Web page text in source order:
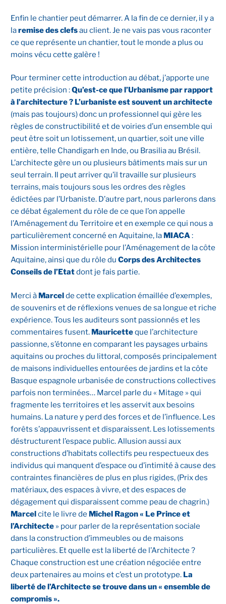
Enfin le chantier peut démarrer. A la fin de ce dernier, il y a
laremise des clefsau client. Je ne vais pas vous raconter
ce que représente un chantier, tout le monde a plus ou
moins vécu cette galère !
Pour terminer cette introduction au débat, j’apporte une
petite précision :Qu’est-ce que l’Urbanisme par rapport
à l’architecture ? L’urbaniste est souvent un architecte
(mais pas toujours) donc un professionnel qui gère les
règles de constructibilité et de voiries d’un ensemble qui
peut être soit un lotissement, un quartier, soit une ville
entière, telle Chandigarh en Inde, ou Brasilia au Brésil.
L’architecte gère un ou plusieurs bâtiments mais sur un
seul terrain. Il peut arriver qu’il travaille sur plusieurs
terrains, mais toujours sous les ordres des règles
édictées par l’Urbaniste. D’autre part, nous parlerons dans
ce débat également du rôle de ce que l’on appelle
l’Aménagement du Territoire et en exemple ce qui nous a
particulièrement concerné en Aquitaine, la MIACA:
Mission interministérielle pour l’Aménagement de la côte
Aquitaine, ainsi que du rôle duCorps des Architectes
Conseils de l’Etatdont je fais partie.
Merci à Marcelde cette explication émaillée d’exemples,
de souvenirs et de réflexions venues de sa longue et riche
expérience. Tous les auditeurs sont passionnés et les
commentaires fusent. Mauricetteque l’architecture
passionne, s’étonne en comparant les paysages urbains
aquitains ou proches du littoral, composés principalement
de maisons individuelles entourées de jardins et la côte
Basque espagnole urbanisée de constructions collectives
parfois non terminées… Marcel parle du « Mitage » qui
fragmente les territoires et les asservit aux besoins
humains. La nature y perd des forces et de l’influence. Les
forêts s’appauvrissent et disparaissent. Les lotissements
déstructurent l’espace public. Allusion aussi aux
constructions d’habitats collectifs peu respectueux des
individus qui manquent d’espace ou d’intimité à cause des
contraintes financières de plus en plus rigides, (Prix des
matériaux, des espaces à vivre, et des espaces de
dégagement qui disparaissent comme peau de chagrin.)
Marcelcite le livre de Michel Ragon « Le Prince et
l’Architecte » pour parler de la représentation sociale
dans la construction d’immeubles ou de maisons
particulières. Et quelle est la liberté de l’Architecte ?
Chaque construction est une création négociée entre
deux partenaires au moins et c’est un prototype. La
liberté de l’Architecte se trouve dans un « ensemble de
compromis ».